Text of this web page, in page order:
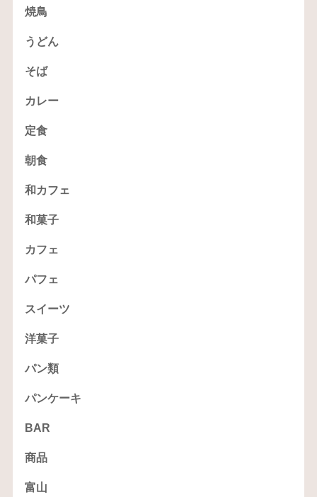
焼鳥
うどん
そば
カレー
定食
朝食
和カフェ
和菓子
カフェ
パフェ
スイーツ
洋菓子
パン類
パンケーキ
BAR
商品
富山